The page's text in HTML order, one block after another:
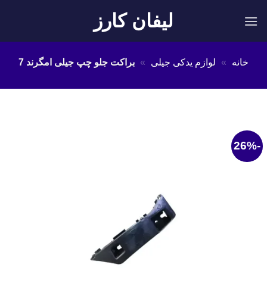
لیفان کارز
خانه » لوازم یدکی جیلی » براکت جلو چپ جیلی امگرند 7
-26%